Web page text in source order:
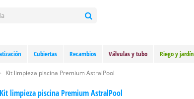
Cubiertas Recambios Válvulas y tubo Riego y jardín
Kit limpieza piscina Premium AstralPool
Kit limpieza piscina Premium AstralPool